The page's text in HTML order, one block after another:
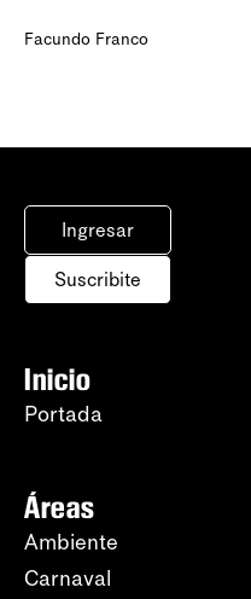
Facundo Franco
Ingresar
Suscribite
Inicio
Portada
Áreas
Ambiente
Carnaval